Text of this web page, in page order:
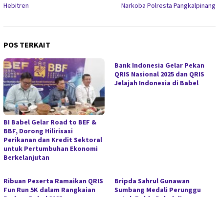
Hebitren
Narkoba Polresta Pangkalpinang
POS TERKAIT
BI Babel Gelar Road to BEF &
BBF, Dorong Hilirisasi
Perikanan dan Kredit Sektoral
untuk Pertumbuhan Ekonomi
Berkelanjutan
Bank Indonesia Gelar Pekan
QRIS Nasional 2025 dan QRIS
Jelajah Indonesia di Babel
Ribuan Peserta Ramaikan QRIS
Fun Run 5K dalam Rangkaian
Bripda Sahrul Gunawan
Sumbang Medali Perunggu